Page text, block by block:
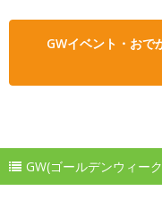
GWイベント・おで
GW(ゴールデンウィー